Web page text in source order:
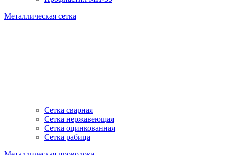
Металлическая сетка
Сетка сварная
Сетка нержавеющая
Сетка оцинкованная
Сетка рабица